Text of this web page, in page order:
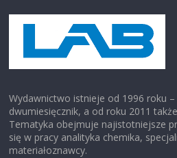
Wydawnictwo istnieje od 1996 roku
dwumiesięcznik, a od roku 2011
Tematyka obejmuje najistotniejsze
się w pracy analityka chemika,
materiałoznawcy.